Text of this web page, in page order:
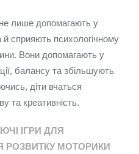
не лише допомагають у
й сприяють психологічному
Вони допомагають у
балансу та збільшують
діти вчаться
та креативність.
ІГРИ ДЛЯ
РОЗВИТКУ МОТОРИКИ